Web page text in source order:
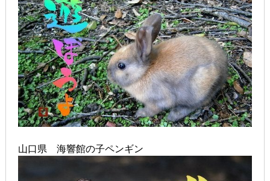
山口県 海響館の子ペンギン